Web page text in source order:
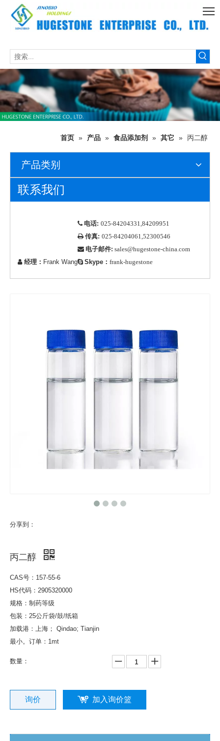
首页 » 产品 » 食品添加剂 » 其它 » 丙二醇
产品类别
联系我们
 经理： Frank Wang
 电话: 025-84204331,84209951
 传真: 025-84204061,52300546
 电子邮件: sales@hugestone-china.com
Skype： frank-hugestone
分享到：
丙二醇
CAS号：157-55-6
HS代码：2905320000
规格：制药等级
包装：25公斤袋/鼓/纸箱
加载港：上海； Qindao; Tianjin
最小。订单：1mt
数量：
询价 加入询价篮